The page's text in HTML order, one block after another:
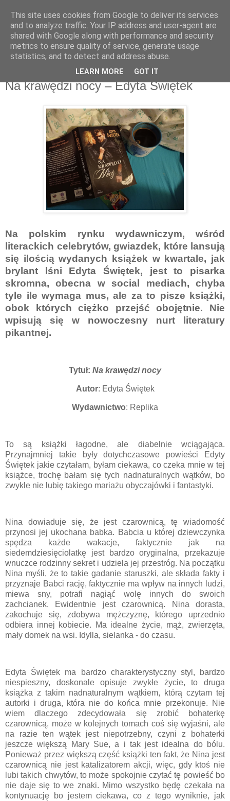
Recenzje na widelcu
Portal kulturalny - książki, recenzje, inspiracje, konkursy.
czwartek, 8 kwietnia 2021
Na krawędzi nocy – Edyta Świętek
Na polskim rynku wydawniczym, wśród
literackich celebrytów, gwiazdek, które lansują
się ilością wydanych książek w kwartale, jak
brylant lśni Edyta Świętek, jest to pisarka
skromna, obecna w social mediach, chyba
tyle ile wymaga mus, ale za to pisze książki,
obok których ciężko przejść obojętnie. Nie
wpisują się w nowoczesny nurt literatury
pikantnej.
Tytuł: Na krawędzi nocy
Autor: Edyta Świętek
Wydawnictwo: Replika
To są książki łagodne, ale diabelnie wciągająca.
Przynajmniej takie były dotychczasowe powieści Edyty
Świętek jakie czytałam, byłam ciekawa, co czeka mnie w tej
książce, trochę bałam się tych nadnaturalnych wątków, bo
zwykle nie lubię takiego mariażu obyczajówki i fantastyki.
Nina dowiaduje się, że jest czarownicą, tę wiadomość
przynosi jej ukochana babka. Babcia u której dziewczynka
spędza każde wakacje, faktycznie jak na
siedemdziesięciolatkę jest bardzo oryginalna, przekazuje
wnuczce rodzinny sekret i udziela jej przestróg. Na początku
Nina myśli, że to takie gadanie staruszki, ale składa fakty i
przyznaje Babci rację, faktycznie ma wpływ na innych ludzi,
miewa sny, potrafi nagiąć wolę innych do swoich
zachcianek. Ewidentnie jest czarownicą. Nina dorasta,
zakochuje się, zdobywa mężczyznę, którego uprzednio
odbiera innej kobiecie. Ma idealne życie, mąż, zwierzęta,
mały domek na wsi. Idylla, sielanka - do czasu.
Edyta Świętek ma bardzo charakterystyczny styl, bardzo
niespieszny, doskonale opisuje zwykłe życie, to druga
książka z takim nadnaturalnym wątkiem, którą czytam tej
autorki i druga, która nie do końca mnie przekonuje. Nie
wiem dlaczego zdecydowała się zrobić bohaterkę
czarownicą, może w kolejnych tomach coś się wyjaśni, ale
na razie ten wątek jest niepotrzebny, czyni z bohaterki
jeszcze większą Mary Sue, a i tak jest idealna do bólu.
Ponieważ przez większą część książki ten fakt, że Nina jest
czarownicą nie jest katalizatorem akcji, więc, gdy ktoś nie
lubi takich chwytów, to może spokojnie czytać tę powieść bo
nie daje się to we znaki. Mimo wszystko będę czekała na
kontynuację bo jestem ciekawa, co z tego wyniknie, jak
This site uses cookies from Google to deliver its services
and to analyze traffic. Your IP address and user-agent are
shared with Google along with performance and security
metrics to ensure quality of service, generate usage
statistics, and to detect and address abuse.
LEARN MORE GOT IT